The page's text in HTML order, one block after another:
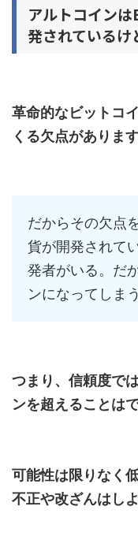
アルトコイン
発されているけ
革命的なビットコ
くる欠点があります
だからその欠点
貨が開発されて
発者がいる。だ
ンになってしま
つまり、信頼度で
ンを超えることは
可能性は限りなく
不正や改ざんはし